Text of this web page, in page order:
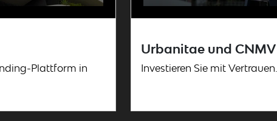
Plattform in
Urbanitae und CNMV
Investieren Sie mit Vertrauen.